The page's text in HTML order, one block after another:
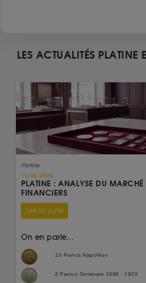
LES ACTUALITÉS PLATINE
Platine
15/04/2026
PLATINE : ANALYSE DU MARCHÉ
FINANCIERS
Lire la suite
On en parle...
10 Francs Napoléon
2 Francs Semeuse 1898 - 1920